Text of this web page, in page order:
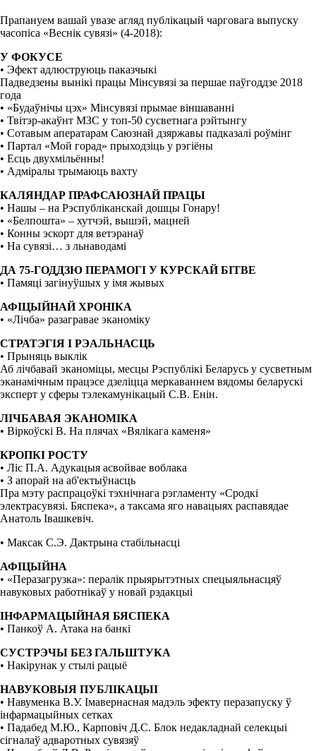
Прапануем вашай увазе агляд публікацый чарговага выпуску
часопіса «Веснiк сувязi» (4-2018):
У ФОКУСЕ
• Эфект адлюструюць паказчыкі
Падведзены вынікі працы Мінсувязі за першае паўгоддзе 2018
года
• «Будаўнічы цэх» Мінсувязі прымае віншаванні
• Твітэр-акаўнт МЗС у топ-50 сусветнага рэйтынгу
• Сотавым аператарам Саюзнай дзяржавы падказалі роўмінг
• Партал «Мой горад» прыходзіць у рэгіёны
• Есць двухмільённы!
• Адміралы трымаюць вахту
КАЛЯНДАР ПРАФСАЮЗНАЙ ПРАЦЫ
• Нашы – на Рэспубліканскай дошцы Гонару!
• «Белпошта» – хутчэй, вышэй, мацней
• Конны эскорт для ветэранаў
• На сувязі… з льнаводамі
ДА 75-ГОДДЗЮ ПЕРАМОГІ У КУРСКАЙ БІТВЕ
• Памяці загінуўшых у імя жывых
АФІЦЫЙНАЙ ХРОНІКА
• «Лічба» разагравае эканоміку
СТРАТЭГІЯ І РЭАЛЬНАСЦЬ
• Прыняць выклік
Аб лічбавай эканоміцы, месцы Рэспублікі Беларусь у сусветным
эканамічным працэсе дзеліцца меркаваннем вядомы беларускі
эксперт у сферы тэлекамунікацый С.В. Енін.
ЛІЧБАВАЯ ЭКАНОМІКА
• Віркоўскі В. На плячах «Вялікага каменя»
КРОПКІ РОСТУ
• Ліс П.А. Адукацыя асвойвае воблака
• З апорай на аб'ектыўнасць
Пра мэту распрацоўкі тэхнічнага рэгламенту «Сродкі
электрасувязі. Бяспека», а таксама яго навацыях распавядае
Анатоль Івашкевіч.
• Максак С.Э. Дактрына стабільнасці
АФІЦЫЙНА
• «Перазагрузка»: пералік прыярытэтных спецыяльнасцяў
навуковых работнiкаў у новай рэдакцыі
ІНФАРМАЦЫЙНАЯ БЯСПЕКА
• Панкоў А. Атака на банкі
СУСТРЭЧЫ БЕЗ ГАЛЬШТУКА
• Накірунак у стылі рацыё
НАВУКОВЫЯ ПУБЛІКАЦЫІ
• Навуменка В.У. Імавернасная мадэль эфекту перазапуску ў
інфармацыйных сетках
• Падабед М.Ю., Карповіч Д.С. Блок недакладнай селекцыі
сігналаў адваротных сувязяў